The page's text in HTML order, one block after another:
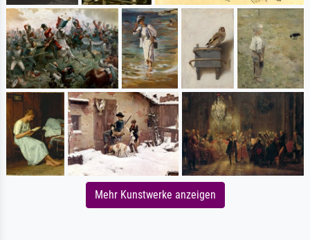
Mehr Kunstwerke anzeigen